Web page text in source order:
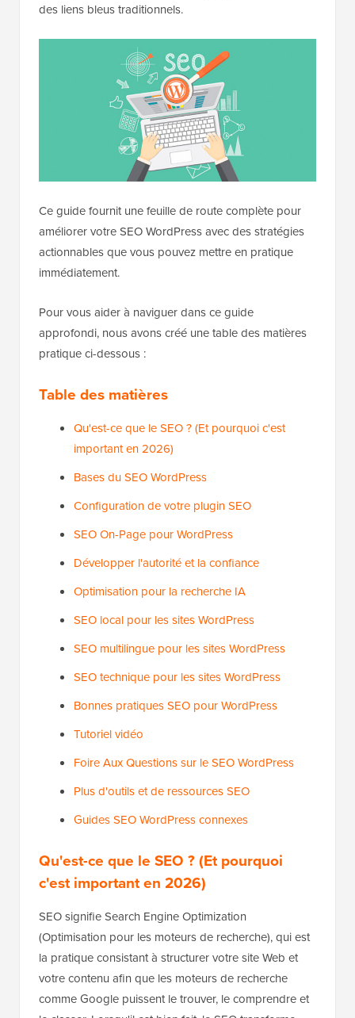
des liens bleus traditionnels.
Ce guide fournit une feuille de route complète pour
améliorer votre SEO WordPress avec des stratégies
actionnables que vous pouvez mettre en pratique
immédiatement.
Pour vous aider à naviguer dans ce guide
approfondi, nous avons créé une table des matières
pratique ci-dessous :
Table des matières
Qu'est-ce que le SEO ? (Et pourquoi c'est
important en 2026)
Bases du SEO WordPress
Configuration de votre plugin SEO
SEO On-Page pour WordPress
Développer l'autorité et la confiance
Optimisation pour la recherche IA
SEO local pour les sites WordPress
SEO multilingue pour les sites WordPress
SEO technique pour les sites WordPress
Bonnes pratiques SEO pour WordPress
Tutoriel vidéo
Foire Aux Questions sur le SEO WordPress
Plus d'outils et de ressources SEO
Guides SEO WordPress connexes
Qu'est-ce que le SEO ? (Et pourquoi
c'est important en 2026)
SEO signifie Search Engine Optimization
(Optimisation pour les moteurs de recherche), qui est
la pratique consistant à structurer votre site Web et
votre contenu afin que les moteurs de recherche
comme Google puissent le trouver, le comprendre et